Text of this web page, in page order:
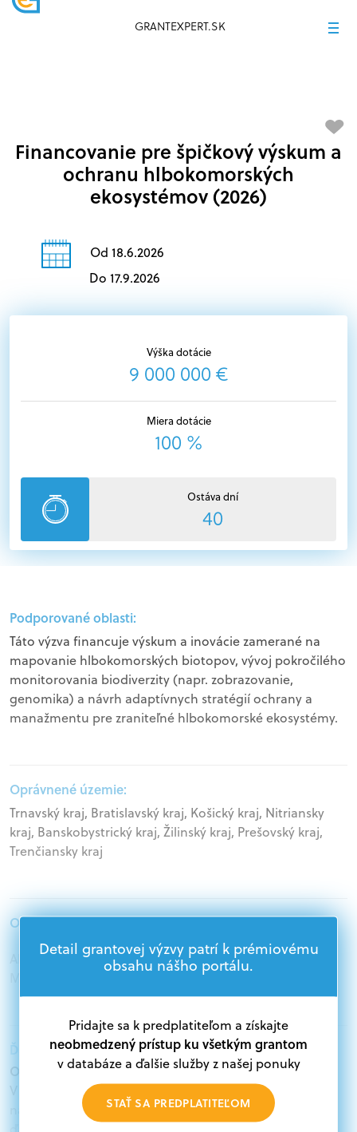
GRANTEXPERT.SK
Výška dotácie
9 000 000 €
Miera dotácie
100 %
Ostáva dní
40
Financovanie pre špičkový výskum a
ochranu hlbokomorských
ekosystémov (2026)
Od 18.6.2026
Do 17.9.2026
Podporované oblasti:
Táto výzva financuje výskum a inovácie zamerané na
mapovanie hlbokomorských biotopov, vývoj pokročilého
monitorovania biodiverzity (napr. zobrazovanie,
genomika) a návrh adaptívnych stratégií ochrany a
manažmentu pre zraniteľné hlbokomorské ekosystémy.
Oprávnené územie:
Trnavský kraj, Bratislavský kraj, Košický kraj, Nitriansky
kraj, Banskobystrický kraj, Žilinský kraj, Prešovský kraj,
Trenčiansky kraj
Oprávnení žiadatelia:
Akademický sektor, Podnikatelia, Samospráva,
Ďalšie informácie:
Oprávnení žiadatelia:
V databáze grantov a dotácií na portáli Grantexpert.sk
nájdete aktuálne výzvy z eurofondov, plánu obnovy a
Detail grantovej výzvy patrí k prémiovému
obsahu nášho portálu.
Pridajte sa k predplatiteľom a získajte
neobmedzený prístup ku všetkým grantom
v databáze a ďalšie služby z našej ponuky
STAŤ SA PREDPLATITEĽOM